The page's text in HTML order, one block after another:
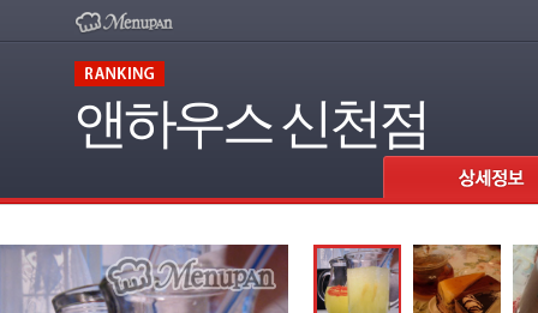
앤하우스 신천점